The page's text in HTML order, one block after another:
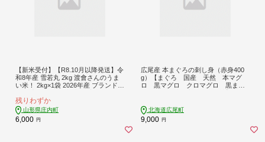
【新米受付】【R8.10月以降発送】令
和8年産 雪若丸 2kg 渡會さんのうま
い米！ 2kg×1袋 2026年産 ブランド米
シヒカリの原点、亀の尾発祥の地 庄
内
残りわずか
山形県庄内町
6,000 円
広尾産 本まぐろの刺し身（赤身400
g）【まぐろ 国産 天然 本マグ
ロ 黒マグロ クロマグロ 黒まぐ
北海道広尾町
9,000 円